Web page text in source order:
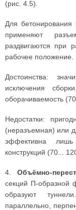
(рис. 4.5).
Для бетонирования
применяют
раздвигаются при
рабочее положение.
Достоинства:
исключения
оборачиваемость
Недостатки:
(неразъемная) или
эффективна
конструкций (70...
4. Объёмно-
секций П-образной
образуют
параллельно,